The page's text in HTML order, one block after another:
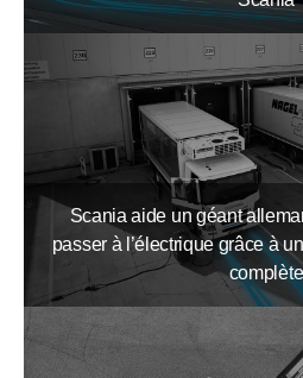
Scania aide un géant
passer à l’électrique grâce à
complète